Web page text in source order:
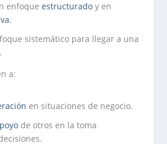
enfoqueestructurado y en
.
sistemático para llegar a una
.
a:
en situaciones de negocio.
de otros en la toma